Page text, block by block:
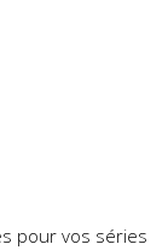
pour vos séries